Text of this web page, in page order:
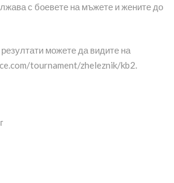
с боевете на мъжете и жените до
можете да видите на
tournament/zheleznik/kb2.